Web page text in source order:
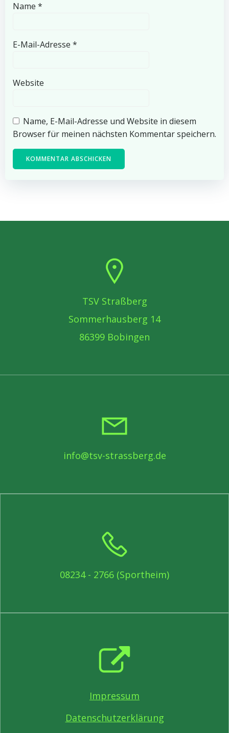
Name *
E-Mail-Adresse *
Website
Name, E-Mail-Adresse und Website in diesem
Browser für meinen nächsten Kommentar speichern.
TSV Straßberg
Sommerhausberg 14
86399 Bobingen
info@tsv-strassberg.de
08234 - 2766 (Sportheim)
Impressum
Datenschutzerklärung